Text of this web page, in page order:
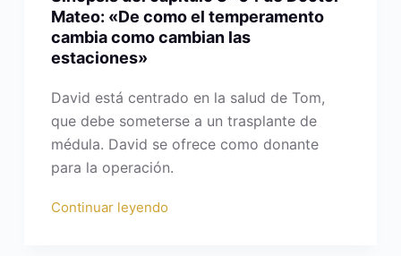
Mateo: «De como el temperamento
cambia como cambian las
estaciones»
David está centrado en la salud de Tom,
que debe someterse a un trasplante de
médula. David se ofrece como donante
para la operación.
Continuar leyendo